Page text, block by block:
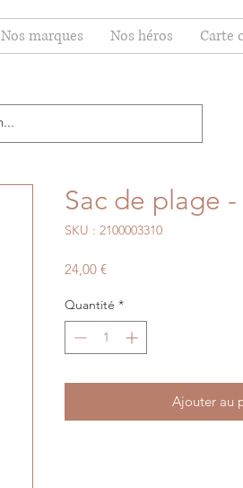
Nos marques Nos héros Carte
Sac de plage
SKU : 2100003310
24,00 €Prix
Quantité *
Ajouter au